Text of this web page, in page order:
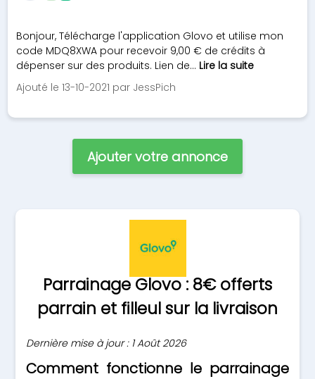
Bonjour, Télécharge l'application Glovo et utilise mon
code MDQ8XWA pour recevoir 9,00 € de crédits à
dépenser sur des produits. Lien de... Lire la suite
Ajouté le 13-10-2021 par JessPich
Ajouter votre annonce
Parrainage Glovo : 8€ offerts
parrain et filleul sur la livraison
Dernière mise à jour : 1 Août 2026
Comment fonctionne le parrainage